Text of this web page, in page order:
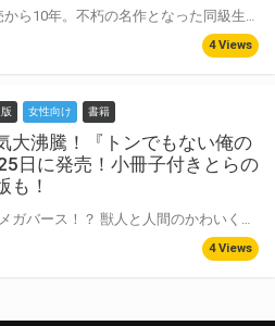
4 Views
女性向け 書籍
大沸騰！『トンでもない俺の
日に発売！小冊子付きとらの
も！
4 Views